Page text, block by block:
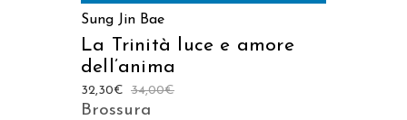
Sung Jin Bae
La Trinità luce e amore
dell’anima
34,00€
32,30€
Brossura